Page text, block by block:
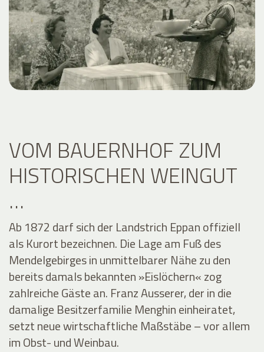
VOM BAUERNHOF ZUM
HISTORISCHEN WEINGUT
…
Ab 1872 darf sich der Landstrich Eppan offiziell
als Kurort bezeichnen. Die Lage am Fuß des
Mendelgebirges in unmittelbarer Nähe zu den
bereits damals bekannten »Eislöchern« zog
zahlreiche Gäste an. Franz Ausserer, der in die
damalige Besitzerfamilie Menghin einheiratet,
setzt neue wirtschaftliche Maßstäbe – vor allem
im Obst- und Weinbau.